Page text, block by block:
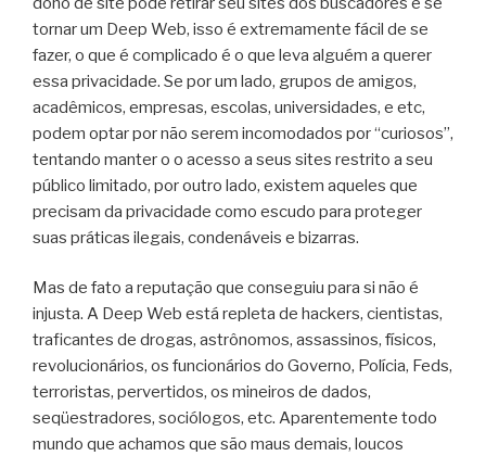
tornar um Deep Web, isso é extremamente fácil de se
fazer, o que é complicado é o que leva alguém a querer
essa privacidade. Se por um lado, grupos de amigos,
acadêmicos, empresas, escolas, universidades, e etc,
podem optar por não serem incomodados por “curiosos”,
tentando manter o o acesso a seus sites restrito a seu
público limitado, por outro lado, existem aqueles que
precisam da privacidade como escudo para proteger
suas práticas ilegais, condenáveis e bizarras.
Mas de fato a reputação que conseguiu para si não é
injusta. A Deep Web está repleta de hackers, cientistas,
traficantes de drogas, astrônomos, assassinos, físicos,
revolucionários, os funcionários do Governo, Polícia, Feds,
terroristas, pervertidos, os mineiros de dados,
seqüestradores, sociólogos, etc. Aparentemente todo
mundo que achamos que são maus demais, loucos